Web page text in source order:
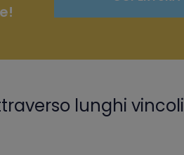
lunghi vincoli